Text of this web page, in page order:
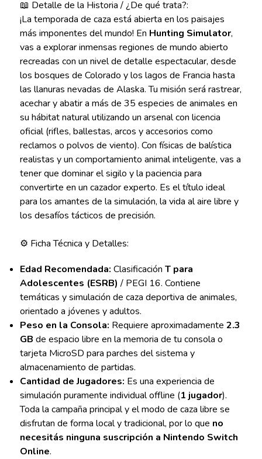
📖 Detalle de la Historia / ¿De qué trata?:
¡La temporada de caza está abierta en los paisajes
más imponentes del mundo! En Hunting Simulator,
vas a explorar inmensas regiones de mundo abierto
recreadas con un nivel de detalle espectacular, desde
los bosques de Colorado y los lagos de Francia hasta
las llanuras nevadas de Alaska. Tu misión será rastrear,
acechar y abatir a más de 35 especies de animales en
su hábitat natural utilizando un arsenal con licencia
oficial (rifles, ballestas, arcos y accesorios como
reclamos o polvos de viento). Con físicas de balística
realistas y un comportamiento animal inteligente, vas a
tener que dominar el sigilo y la paciencia para
convertirte en un cazador experto. Es el título ideal
para los amantes de la simulación, la vida al aire libre y
los desafíos tácticos de precisión.
⚙️ Ficha Técnica y Detalles:
Edad Recomendada: Clasificación T para
Adolescentes (ESRB) / PEGI 16. Contiene
temáticas y simulación de caza deportiva de animales,
orientado a jóvenes y adultos.
Peso en la Consola: Requiere aproximadamente 2.3
GB de espacio libre en la memoria de tu consola o
tarjeta MicroSD para parches del sistema y
almacenamiento de partidas.
Cantidad de Jugadores: Es una experiencia de
simulación puramente individual offline (1 jugador).
Toda la campaña principal y el modo de caza libre se
disfrutan de forma local y tradicional, por lo que no
necesitás ninguna suscripción a Nintendo Switch
Online.